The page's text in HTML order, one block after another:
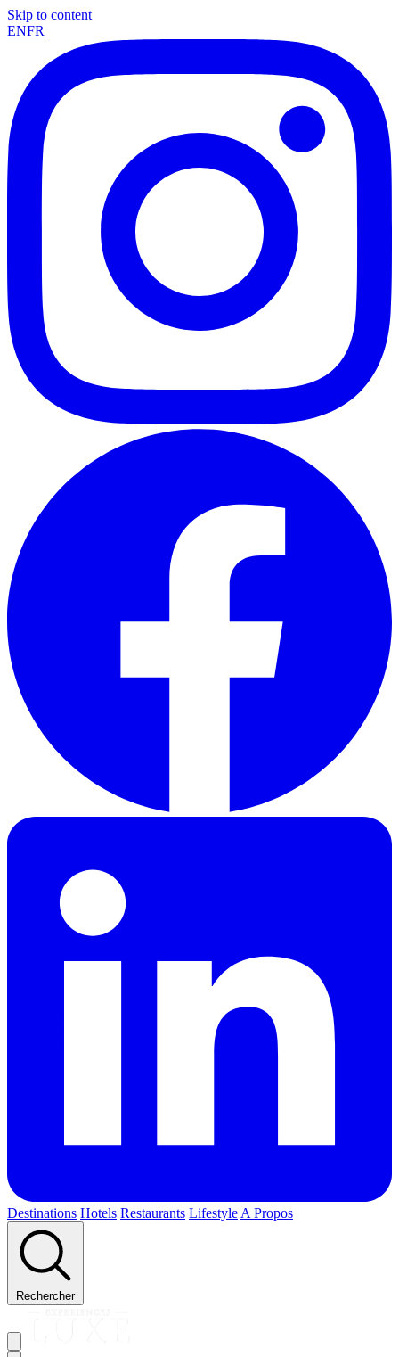
Skip to content
ENFR
Destinations Hotels Restaurants Lifestyle A Propos
Rechercher